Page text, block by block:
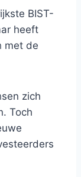
BIST-
heeft
met de
zich
Toch